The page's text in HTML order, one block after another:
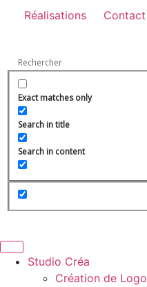
Réalisations Contact
Exact matches only
Search in title
Search in content
Studio Créa
Création de Logo